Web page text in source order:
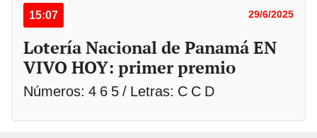
15:07 29/6/2025
Lotería Nacional de Panamá EN
VIVO HOY: primer premio
Números: 4 6 5 / Letras: C C D